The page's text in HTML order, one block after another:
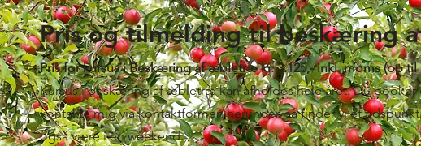
Pris og tilmelding til beskæring
Pris for kursus i Beskæring af æbletræ kr. 3.125,- inkl. moms(op til
Kursus i beskæring af æbletræ kan afholdes hele året. Du booker
kontakte mig via kontaktformen herunder, så finder vi et
også være i en weekend.